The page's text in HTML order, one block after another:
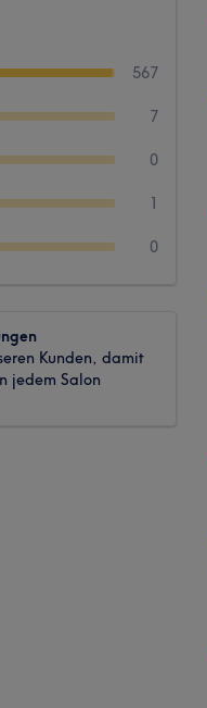
567
7
0
1
0
Kunden, damit
jedem Salon